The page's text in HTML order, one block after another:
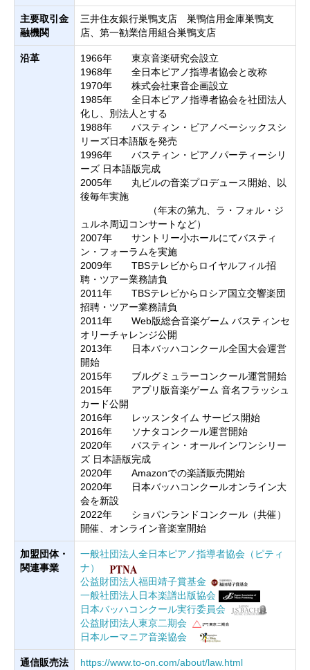
主要取引金
融機関
三井住友銀行巣鴨支店 巣鴨信用金庫巣鴨支
店、第一勧業信用組合巣鴨支店
沿革
1966年 東京音楽研究会設立
1968年 全日本ピアノ指導者協会と改称
1970年 株式会社東音企画設立
1985年 全日本ピアノ指導者協会を社団法人
化し、別法人とする
1988年 バスティン・ピアノベーシックスシ
リーズ日本語版を発売
1996年 バスティン・ピアノパーティーシリ
ーズ 日本語版完成
2005年 丸ビルの音楽プロデュース開始、以
後毎年実施
（年末の第九、ラ・フォル・ジ
ュルネ周辺コンサートなど）
2007年 サントリー小ホールにてバスティ
ン・フォーラムを実施
2009年 TBSテレビからロイヤルフィル招
聘・ツアー業務請負
2011年 TBSテレビからロシア国立交響楽団
招聘・ツアー業務請負
2011年 Web版総合音楽ゲーム バスティンセ
オリーチャレンジ公開
2013年 日本バッハコンクール全国大会運営
開始
2015年 ブルグミュラーコンクール運営開始
2015年 アプリ版音楽ゲーム 音名フラッシュ
カード公開
2016年 レッスンタイム サービス開始
2016年 ソナタコンクール運営開始
2020年 バスティン・オールインワンシリー
ズ 日本語版完成
2020年 Amazonでの楽譜販売開始
2020年 日本バッハコンクールオンライン大
会を新設
2022年 ショパンランドコンクール（共催）
開催、オンライン音楽室開始
加盟団体・
関連事業
一般社団法人全日本ピアノ指導者協会（ピティ
ナ）
公益財団法人福田靖子賞基金
一般社団法人日本楽譜出版協会
日本バッハコンクール実行委員会
公益財団法人東京二期会
日本ルーマニア音楽協会
通信販売法
https://www.to-on.com/about/law.html